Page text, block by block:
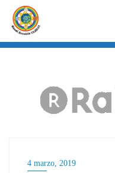
contenido
4 marzo, 2019